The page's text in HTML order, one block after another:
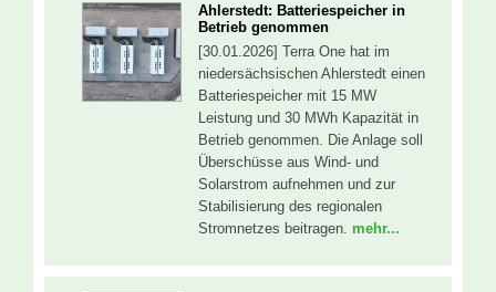
Ahlerstedt: Batteriespeicher in
Betrieb genommen
[30.01.2026] Terra One hat im
niedersächsischen Ahlerstedt einen
Batteriespeicher mit 15 MW
Leistung und 30 MWh Kapazität in
Betrieb genommen. Die Anlage soll
Überschüsse aus Wind- und
Solarstrom aufnehmen und zur
Stabilisierung des regionalen
Stromnetzes beitragen. mehr...